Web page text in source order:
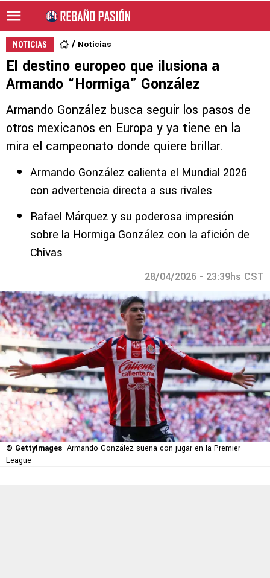
NOTICIAS Noticias
El destino europeo que ilusiona a
Armando “Hormiga” González
Armando González busca seguir los pasos de
otros mexicanos en Europa y ya tiene en la
mira el campeonato donde quiere brillar.
Armando González calienta el Mundial 2026
con advertencia directa a sus rivales
Rafael Márquez y su poderosa impresión
sobre la Hormiga González con la afición de
Chivas
28/04/2026 - 23:39hs CST
© GettyImages Armando González sueña con jugar en la Premier
League